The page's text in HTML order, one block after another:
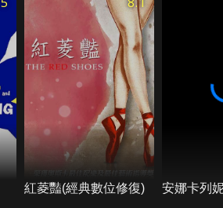
期二也來這裡的本地醫院幫
見面，頻繁的見面和陪伴，讓
來越渴望見到對方，他們知
樣的愛情在那個年代注定無法
對方，最後也不得不分離。
紅菱豔(經典數位修復) 安娜卡列